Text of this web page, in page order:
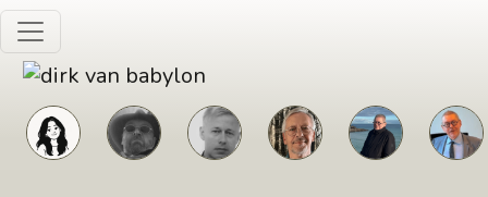
Skip to main content